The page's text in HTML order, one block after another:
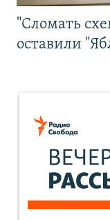
"Сломать
оставили